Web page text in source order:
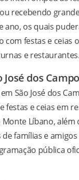
recebendo
ano, os quais
com festas e ceias
e restaurantes.
dos
São José dos
festas e ceias em
Líbano, além
famílias e
pública